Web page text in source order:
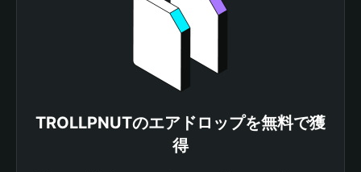
TROLLPNUTのエアドロップを無料で獲
得